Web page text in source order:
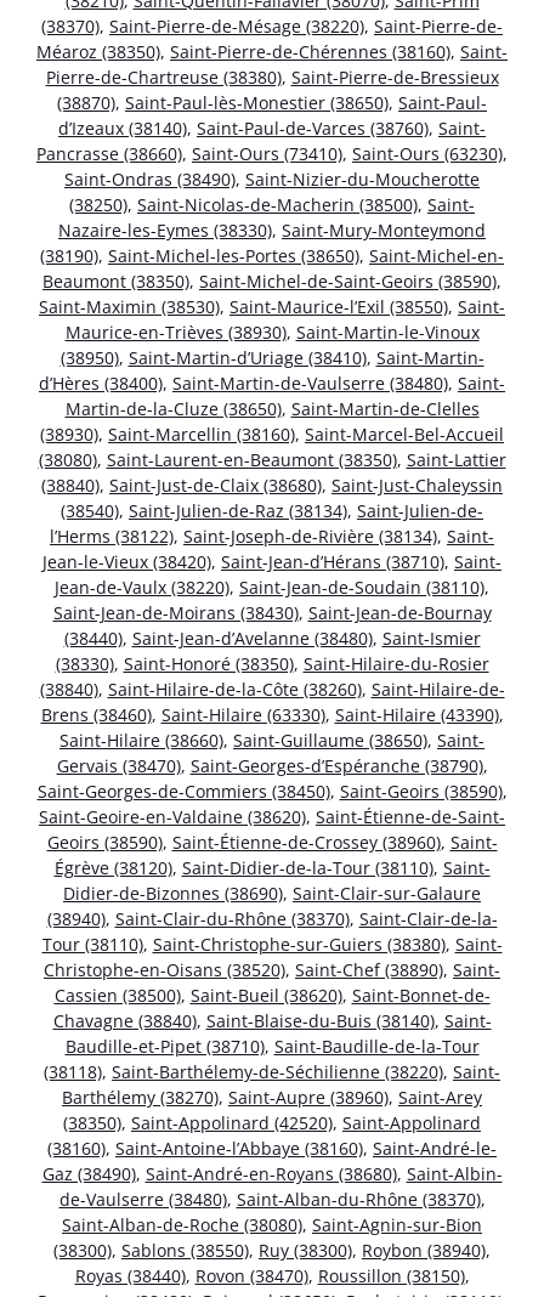
(38370), Saint-Pierre-de-Mésage (38220), Saint-Pierre-de-
Méaroz (38350), Saint-Pierre-de-Chérennes (38160), Saint-
Pierre-de-Chartreuse (38380), Saint-Pierre-de-Bressieux
(38870), Saint-Paul-lès-Monestier (38650), Saint-Paul-
d’Izeaux (38140), Saint-Paul-de-Varces (38760), Saint-
Pancrasse (38660), Saint-Ours (73410), Saint-Ours (63230),
Saint-Ondras (38490), Saint-Nizier-du-Moucherotte
(38250), Saint-Nicolas-de-Macherin (38500), Saint-
Nazaire-les-Eymes (38330), Saint-Mury-Monteymond
(38190), Saint-Michel-les-Portes (38650), Saint-Michel-en-
Beaumont (38350), Saint-Michel-de-Saint-Geoirs (38590),
Saint-Maximin (38530), Saint-Maurice-l’Exil (38550), Saint-
Maurice-en-Trièves (38930), Saint-Martin-le-Vinoux
(38950), Saint-Martin-d’Uriage (38410), Saint-Martin-
d’Hères (38400), Saint-Martin-de-Vaulserre (38480), Saint-
Martin-de-la-Cluze (38650), Saint-Martin-de-Clelles
(38930), Saint-Marcellin (38160), Saint-Marcel-Bel-Accueil
(38080), Saint-Laurent-en-Beaumont (38350), Saint-Lattier
(38840), Saint-Just-de-Claix (38680), Saint-Just-Chaleyssin
(38540), Saint-Julien-de-Raz (38134), Saint-Julien-de-
l’Herms (38122), Saint-Joseph-de-Rivière (38134), Saint-
Jean-le-Vieux (38420), Saint-Jean-d’Hérans (38710), Saint-
Jean-de-Vaulx (38220), Saint-Jean-de-Soudain (38110),
Saint-Jean-de-Moirans (38430), Saint-Jean-de-Bournay
(38440), Saint-Jean-d’Avelanne (38480), Saint-Ismier
(38330), Saint-Honoré (38350), Saint-Hilaire-du-Rosier
(38840), Saint-Hilaire-de-la-Côte (38260), Saint-Hilaire-de-
Brens (38460), Saint-Hilaire (63330), Saint-Hilaire (43390),
Saint-Hilaire (38660), Saint-Guillaume (38650), Saint-
Gervais (38470), Saint-Georges-d’Espéranche (38790),
Saint-Georges-de-Commiers (38450), Saint-Geoirs (38590),
Saint-Geoire-en-Valdaine (38620), Saint-Étienne-de-Saint-
Geoirs (38590), Saint-Étienne-de-Crossey (38960), Saint-
Égrève (38120), Saint-Didier-de-la-Tour (38110), Saint-
Didier-de-Bizonnes (38690), Saint-Clair-sur-Galaure
(38940), Saint-Clair-du-Rhône (38370), Saint-Clair-de-la-
Tour (38110), Saint-Christophe-sur-Guiers (38380), Saint-
Christophe-en-Oisans (38520), Saint-Chef (38890), Saint-
Cassien (38500), Saint-Bueil (38620), Saint-Bonnet-de-
Chavagne (38840), Saint-Blaise-du-Buis (38140), Saint-
Baudille-et-Pipet (38710), Saint-Baudille-de-la-Tour
(38118), Saint-Barthélemy-de-Séchilienne (38220), Saint-
Barthélemy (38270), Saint-Aupre (38960), Saint-Arey
(38350), Saint-Appolinard (42520), Saint-Appolinard
(38160), Saint-Antoine-l’Abbaye (38160), Saint-André-le-
Gaz (38490), Saint-André-en-Royans (38680), Saint-Albin-
de-Vaulserre (38480), Saint-Alban-du-Rhône (38370),
Saint-Alban-de-Roche (38080), Saint-Agnin-sur-Bion
(38300), Sablons (38550), Ruy (38300), Roybon (38940),
Royas (38440), Rovon (38470), Roussillon (38150),